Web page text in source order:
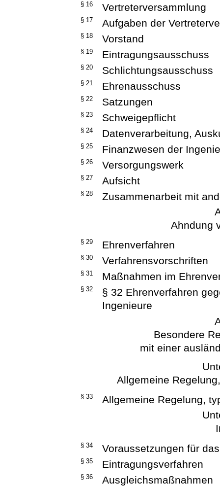
§ 16 Vertreterversammlung
§ 17 Aufgaben der
§ 18 Vorstand
§ 19 Eintragungsausschuss
§ 20 Schlichtungsausschuss
§ 21 Ehrenausschuss
§ 22 Satzungen
§ 23 Schweigepflicht
§ 24 Datenverarbeitung,
§ 25 Finanzwesen der
§ 26 Versorgungswerk
§ 27 Aufsicht
§ 28
Zusammenarbeit mit
Ahndung
§ 29 Ehrenverfahren
§ 30 Verfahrensvorschriften
§ 31 Maßnahmen im
§ 32
§ 32 Ehrenverfahren
Ingenieure
Besondere
mit einer
Allgemeine
§ 33
Allgemeine Regelung,
§ 34 Voraussetzungen für
§ 35 Eintragungsverfahren
§ 36
Ausgleichsmaßnahmen